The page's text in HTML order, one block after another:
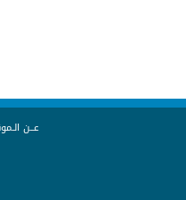
عــن الـموقــع|